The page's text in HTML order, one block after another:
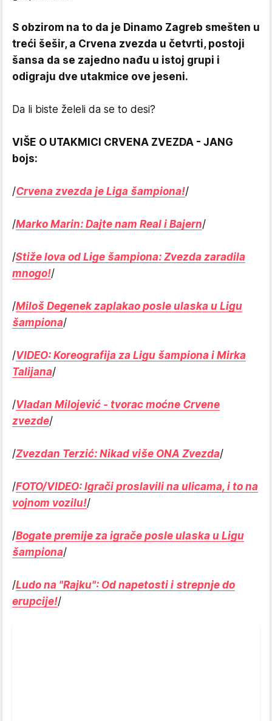
S obzirom na to da je Dinamo Zagreb smešten u
treći šešir, a Crvena zvezda u četvrti, postoji
šansa da se zajedno nađu u istoj grupi i
odigraju dve utakmice ove jeseni.
Da li biste želeli da se to desi?
VIŠE O UTAKMICI CRVENA ZVEZDA - JANG
bojs:
/Crvena zvezda je Liga šampiona!/
/Marko Marin: Dajte nam Real i Bajern/
/Stiže lova od Lige šampiona: Zvezda zaradila
mnogo!/
/Miloš Degenek zaplakao posle ulaska u Ligu
šampiona/
/VIDEO: Koreografija za Ligu šampiona i Mirka
Talijana/
/Vladan Milojević - tvorac moćne Crvene
zvezde/
/Zvezdan Terzić: Nikad više ONA Zvezda/
/FOTO/VIDEO: Igrači proslavili na ulicama, i to na
vojnom vozilu!/
/Bogate premije za igrače posle ulaska u Ligu
šampiona/
/Ludo na "Rajku": Od napetosti i strepnje do
erupcije!/